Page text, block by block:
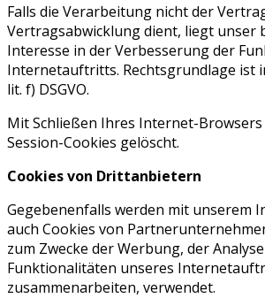
Falls die Verarbeitung nicht der
Vertragsabwicklung dient, liegt unser
Interesse in der Verbesserung der
Internetauftritts. Rechtsgrundlage ist
lit. f) DSGVO.
Mit Schließen Ihres Internet-Browsers
Session-Cookies gelöscht.
Cookies von Drittanbietern
Gegebenenfalls werden mit unserem
auch Cookies von
zum Zwecke der Werbung, der
Funktionalitäten unseres
zusammenarbeiten, verwendet.